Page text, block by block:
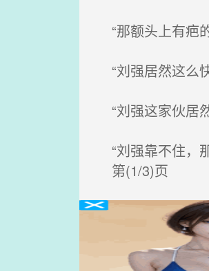
“那额头上有疤
“刘强居然这么
“刘强这家伙居
“刘强靠不住，
第(1/3)页